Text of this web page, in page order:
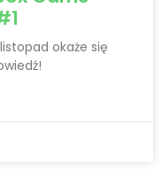
okaże się